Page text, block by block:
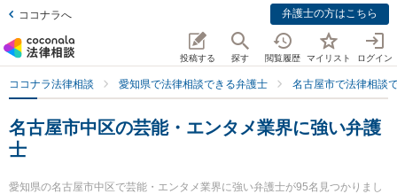
ココナラへ 弁護士の方はこちら
投稿する 探す 閲覧履歴 マイリスト ログイン
ココナラ法律相談 愛知県で法律相談できる弁護士 名古屋市で法律相談
名古屋市中区の芸能・エンタメ業界に強い弁護
士
愛知県の名古屋市中区で芸能・エンタメ業界に強い弁護士が95名見つかりまし